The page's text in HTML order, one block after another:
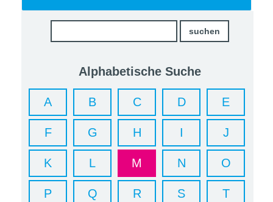
Alphabetische Suche
A B C D E
F G H I J
K L M N O
P Q R S T